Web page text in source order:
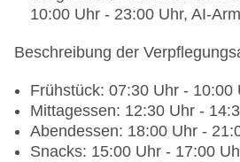
10:00 Uhr - 23:00 Uhr, AI-
Beschreibung der
Frühstück: 07:30 Uhr - 10:00
Mittagessen: 12:30 Uhr -
Abendessen: 18:00 Uhr -
Snacks: 15:00 Uhr - 17:00